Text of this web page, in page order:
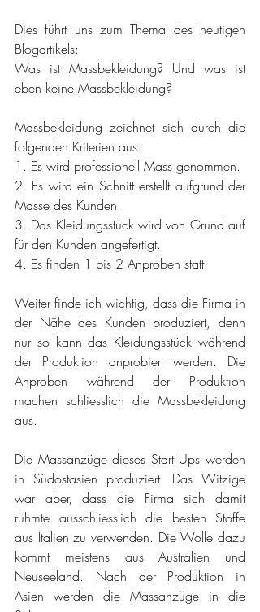
Dies führt uns zum Thema des heutigen
Blogartikels:
Was ist Massbekleidung? Und was ist
eben keine Massbekleidung?
Massbekleidung zeichnet sich durch die
folgenden Kriterien aus:
1. Es wird professionell Mass genommen.
2. Es wird ein Schnitt erstellt aufgrund der
Masse des Kunden.
3. Das Kleidungsstück wird von Grund auf
für den Kunden angefertigt.
4. Es finden 1 bis 2 Anproben statt.
Weiter finde ich wichtig, dass die Firma in
der Nähe des Kunden produziert, denn
nur so kann das Kleidungsstück während
der Produktion anprobiert werden. Die
Anproben während der Produktion
machen schliesslich die Massbekleidung
aus.
Die Massanzüge dieses Start Ups werden
in Südostasien produziert. Das Witzige
war aber, dass die Firma sich damit
rühmte ausschliesslich die besten Stoffe
aus Italien zu verwenden. Die Wolle dazu
kommt meistens aus Australien und
Neuseeland. Nach der Produktion in
Asien werden die Massanzüge in die